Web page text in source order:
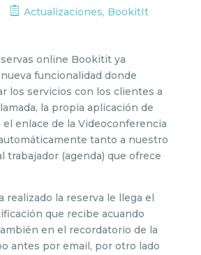
Actualizaciones, BookitIt
online Bookitit ya
funcionalidad donde
los servicios con los clientes a
la propia aplicación de
el enlace de la Videoconferencia
tanto a nuestro
trabajador (agenda) que ofrece
realizado la reserva le llega el
que recibe acuando
en el recordatorio de la
antes por email, por otro lado